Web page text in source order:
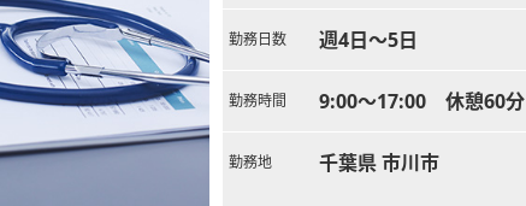
勤務日数 週4日～5日
勤務時間 9:00～17:00 休憩60分
勤務地 千葉県 市川市